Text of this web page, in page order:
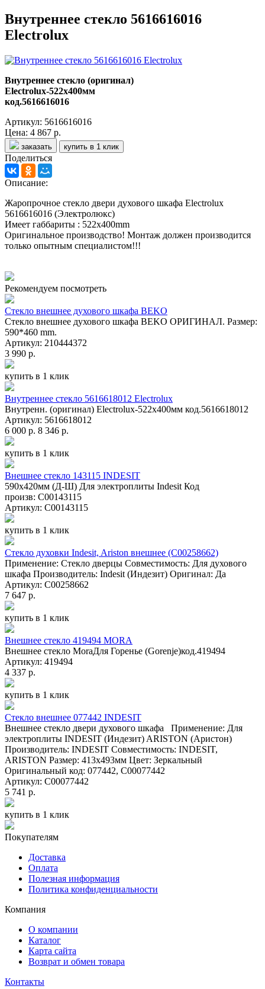
Внутреннее стекло 5616616016
Electrolux
Внутреннее стекло (оригинал)
Electrolux-522x400мм
код.5616616016
Артикул: 5616616016
Цена: 4 867 р.
заказать купить в 1 клик
Поделиться
Описание:
Жаропрочное стекло двери духового шкафа Electrolux
5616616016 (Электролюкс)
Имеет габбариты : 522x400mm
Оригинальное производство! Монтаж должен производится
только опытным специалистом!!!
Рекомендуем посмотреть
Стекло внешнее духового шкафа BEKO
Стекло внешнее духового шкафа BEKO ОРИГИНАЛ. Размер:
590*460 mm.
Артикул: 210444372
3 990 р.
купить в 1 клик
Внутреннее стекло 5616618012 Electrolux
Внутренн. (оригинал) Electrolux-522x400мм код.5616618012
Артикул: 5616618012
6 000 р. 8 346 р.
купить в 1 клик
Внешнее стекло 143115 INDESIT
590х420мм (Д-Ш) Для электроплиты Indesit Код
произв: C00143115
Артикул: C00143115
купить в 1 клик
Стекло духовки Indesit, Ariston внешнее (C00258662)
Применение: Стекло дверцы Совместимость: Для духового
шкафа Производитель: Indesit (Индезит) Оригинал: Да
Артикул: C00258662
7 647 р.
купить в 1 клик
Внешнее стекло 419494 MORA
Внешнее стекло MoraДля Горенье (Gorenje)код.419494
Артикул: 419494
4 337 р.
купить в 1 клик
Стекло внешнее 077442 INDESIT
Внешнее стекло двери духового шкафа Применение: Для
электроплиты INDESIT (Индезит) ARISTON (Аристон)
Производитель: INDESIT Совместимость: INDESIT,
ARISTON Размер: 413х493мм Цвет: Зеркальный
Оригинальный код: 077442, C00077442
Артикул: C00077442
5 741 р.
купить в 1 клик
Покупателям
Доставка
Оплата
Полезная информация
Политика конфиденциальности
Компания
О компании
Каталог
Карта сайта
Возврат и обмен товара
Контакты